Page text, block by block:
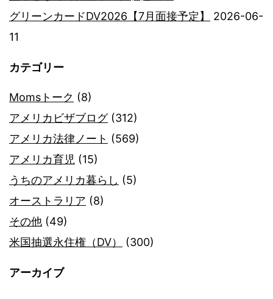
グリーンカードDV2026【7月面接予定】
2026-06-
11
カテゴリー
Momsトーク (8)
アメリカビザブログ(312)
アメリカ法律ノート (569)
アメリカ育児 (15)
うちのアメリカ暮らし (5)
オーストラリア (8)
その他 (49)
米国抽選永住権（DV）
(300)
アーカイブ